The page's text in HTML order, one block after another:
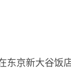
东京新大谷饭